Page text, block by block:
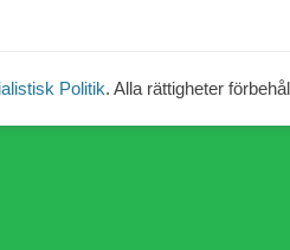
Politik. Alla rättigheter